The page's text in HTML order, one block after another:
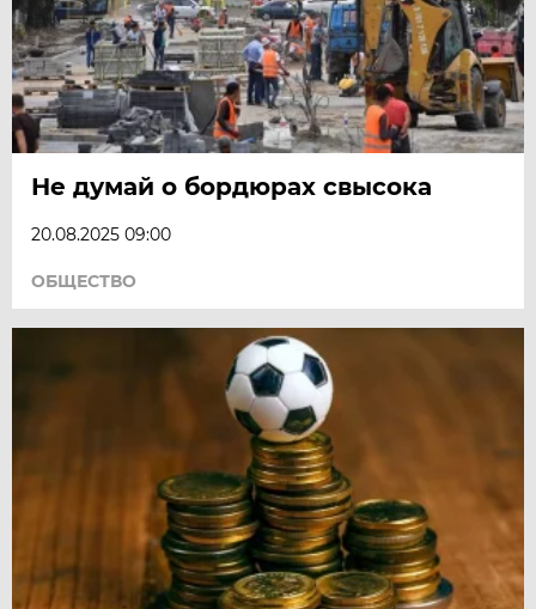
Не думай о бордюрах свысока
20.08.2025 09:00
ОБЩЕСТВО